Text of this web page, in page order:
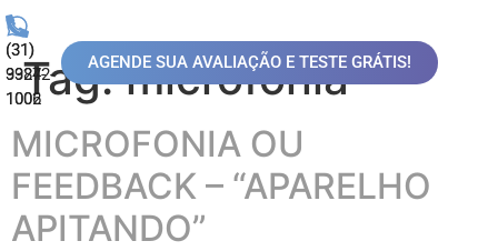
(31)
99872-
1006
(31)
3324-
1002
AGENDE SUA AVALIAÇÃO E TESTE GRÁTIS!
Tag:microfonia
MICROFONIA OU
FEEDBACK – “APARELHO
APITANDO”